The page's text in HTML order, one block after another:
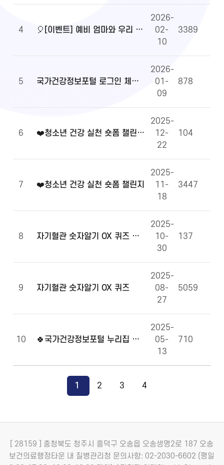
4 🎈[이벤트] 예비 엄마와 우리 아이 건강정보, 무엇이든 물어보세요!🎈
2026-
02-
10
3389
5 국가건강정보포털 로그인 체계 전환 및 OpenAPI 이용 안내
2026-
01-
09
878
6 ❤️청소년 건강 실천 숏폼 챌린지 당첨자 발표
2025-
12-
22
104
7 ❤️청소년 건강 실천 숏폼 챌린지
2025-
11-
18
3447
8 자기혈관 숫자알기 OX 퀴즈 당첨자 발표
2025-
10-
30
137
9 자기혈관 숫자알기 OX 퀴즈
2025-
08-
27
5059
10 🍀국가건강정보포털 누리집 만족도 조사에 참여해주세요!🍀
2025-
05-
13
710
1 2 3 4
[ 28159 ] 충청북도 청주시 흥덕구 오송읍 오송생명2로 187 오송
보건의료행정타운 내 질병관리청 문의사항: 02-2030-6602 (평일